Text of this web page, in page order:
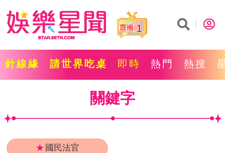
1
針線緣 請世界吃桌 即時 熱門 熱搜
關鍵字
★ 國民法官